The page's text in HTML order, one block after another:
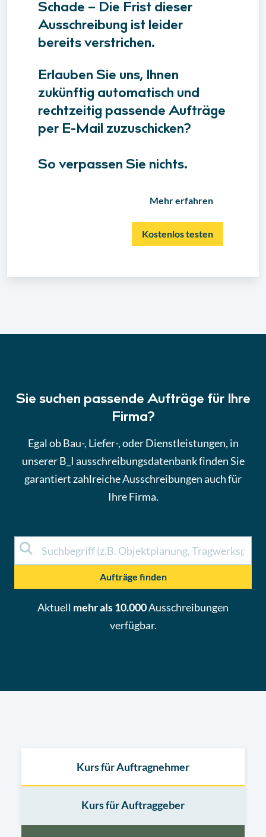
Schade – Die Frist dieser
Ausschreibung ist leider
bereits verstrichen.
Erlauben Sie uns, Ihnen
zukünftig automatisch und
rechtzeitig passende Aufträge
per E-Mail zuzuschicken?
So verpassen Sie nichts.
Mehr erfahren
Kostenlos testen
Sie suchen passende Aufträge für Ihre
Firma?
Egal ob Bau-, Liefer-, oder Dienstleistungen, in
unserer B_I ausschreibungsdatenbank finden Sie
garantiert zahlreiche Ausschreibungen auch für
Ihre Firma.
Aufträge finden
Aktuell mehr als 10.000Ausschreibungen
verfügbar.
Kurs für Auftragnehmer
Kurs für Auftraggeber